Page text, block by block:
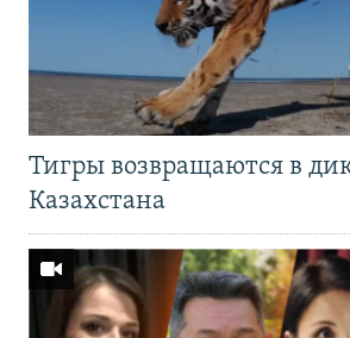
Тигры возвращаются в
Казахстана